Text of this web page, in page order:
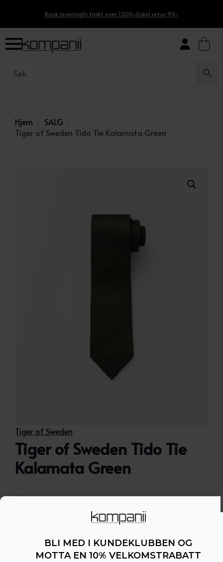
Rask leveringFri frakt over 1000,-Enkel retur 99,-
Hjem
SALG
Tiger of Sweden Tido Tie Kalamata Green
Tiger of Sweden
Tiger of Sweden Tido Tie
Kalamata Green
Slips i silke med struktur fra Tiger of Sweden.
– 100% silke
– Produsert i Italia
BLI MED I KUNDEKLUBBEN OG
MOTTA EN 10% VELKOMSTRABATT